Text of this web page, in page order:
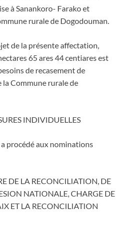
à Sanankoro- Farako et
rurale de Dogodouman.
de la présente affectation,
65 ares 44 centiares est
de recasement de
Commune rurale de
INDIVIDUELLES
procédé aux nominations
DE LA RECONCILIATION, DE
NATIONALE, CHARGE DE
ET LA RECONCILIATION